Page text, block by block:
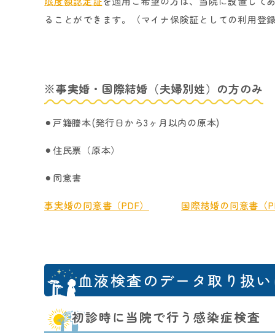
ることができます。（マイナ保険証としての利用登
※事実婚・国際結婚（夫婦別姓）の方のみ
⚫︎戸籍謄本(発行日から3ヶ月以内の原本)
⚫︎住民票（原本）
⚫︎同意書
事実婚の同意書（PDF） 国際結婚の同意書（
血液検査のデータ取り扱
初診時に当院で行う感染症検査